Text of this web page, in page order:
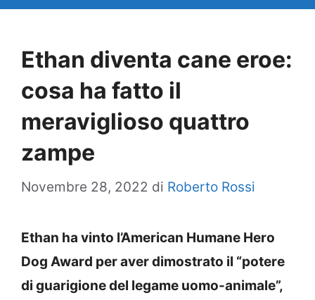
Ethan diventa cane eroe:
cosa ha fatto il
meraviglioso quattro
zampe
Novembre 28, 2022 di Roberto Rossi
Ethan ha vinto l’American Humane Hero
Dog Award per aver dimostrato il “potere
di guarigione del legame uomo-animale”,